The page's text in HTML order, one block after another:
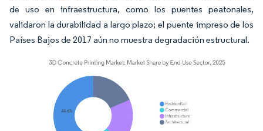
de uso en infraestructura, como los puentes peatonales,
validaron la durabilidad a largo plazo; el puente impreso de los
Países Bajos de 2017 aún no muestra degradación estructural.